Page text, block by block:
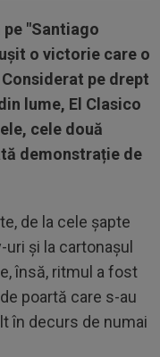
"Santiago
o victorie care o
pe drept
lume, El Clasico
cele două
demonstrație de
de la cele șapte
și la cartonașul
însă, ritmul a fost
poartă care s-au
în decurs de numai